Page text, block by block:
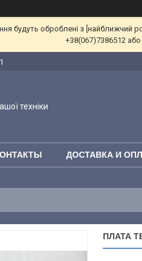
будуть оброблені з
+38(067)7386512
техніки
ДОСТАВКА И
ПЛАТА